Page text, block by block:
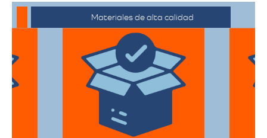
Materiales de alta calidad
Utilizan materiales de embalaje de
primera categoría para garantizar que
todas sus pertenencias estén protegidas
durante el traslado.